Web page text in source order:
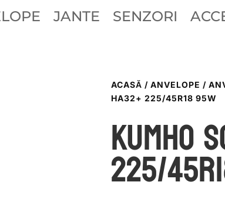
JANTE SENZORI
ACASĂ / ANVELOPE /
HA32+ 225/45R18 95W
Kumho
225/